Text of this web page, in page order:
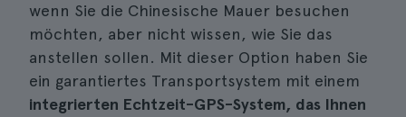
wenn Sie die Chinesische Mauer besuchen
möchten, aber nicht wissen, wie Sie das
anstellen sollen. Mit dieser Option haben Sie
ein garantiertes Transportsystem mit einem
integrierten Echtzeit-GPS-System, das Ihnen